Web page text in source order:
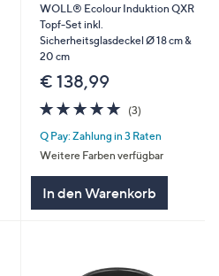
WOLL® Ecolour Induktion QXR
Topf-Set inkl.
Sicherheitsglasdeckel Ø 18 cm &
20 cm
€ 138,99
5.0
von
5
(3)3
Q Pay: Zahlung in 3 Raten
Weitere Farben verfügbar
In den Warenkorb